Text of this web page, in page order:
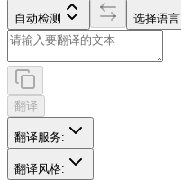
自动检测 选择语言
翻译
翻译服务:
翻译风格: